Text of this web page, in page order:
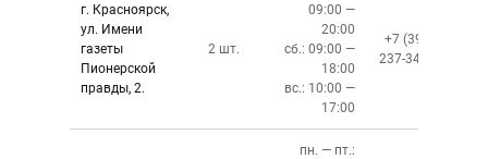
г. Красноярск,
ул. Имени
газеты
Пионерской
правды, 2.
2 шт.
09:00 —
20:00
сб.: 09:00 —
18:00
вс.: 10:00 —
17:00
+7 (391)
237-34-34
пн. — пт.: